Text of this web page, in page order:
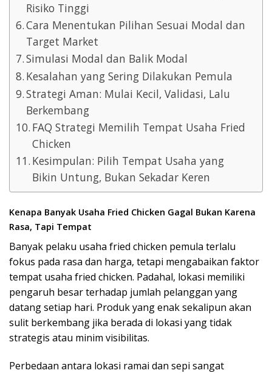
Risiko Tinggi
Cara Menentukan Pilihan Sesuai Modal dan
Target Market
Simulasi Modal dan Balik Modal
Kesalahan yang Sering Dilakukan Pemula
Strategi Aman: Mulai Kecil, Validasi, Lalu
Berkembang
FAQ Strategi Memilih Tempat Usaha Fried
Chicken
Kesimpulan: Pilih Tempat Usaha yang
Bikin Untung, Bukan Sekadar Keren
Kenapa Banyak Usaha Fried Chicken Gagal Bukan Karena
Rasa, Tapi Tempat
Banyak pelaku usaha fried chicken pemula terlalu
fokus pada rasa dan harga, tetapi mengabaikan faktor
tempat usaha fried chicken. Padahal, lokasi memiliki
pengaruh besar terhadap jumlah pelanggan yang
datang setiap hari. Produk yang enak sekalipun akan
sulit berkembang jika berada di lokasi yang tidak
strategis atau minim visibilitas.
Perbedaan antara lokasi ramai dan sepi sangat